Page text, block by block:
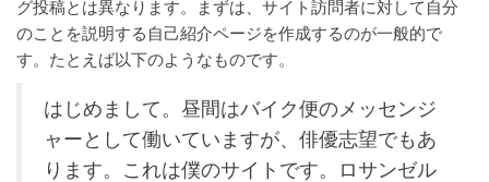
グ投稿とは異なります。まずは、サイト訪問者に対して自分
のことを説明する自己紹介ページを作成するのが一般的で
す。たとえば以下のようなものです。
はじめまして。昼間はバイク便のメッセンジ
ャーとして働いていますが、俳優志望でもあ
ります。これは僕のサイトです。ロサンゼル